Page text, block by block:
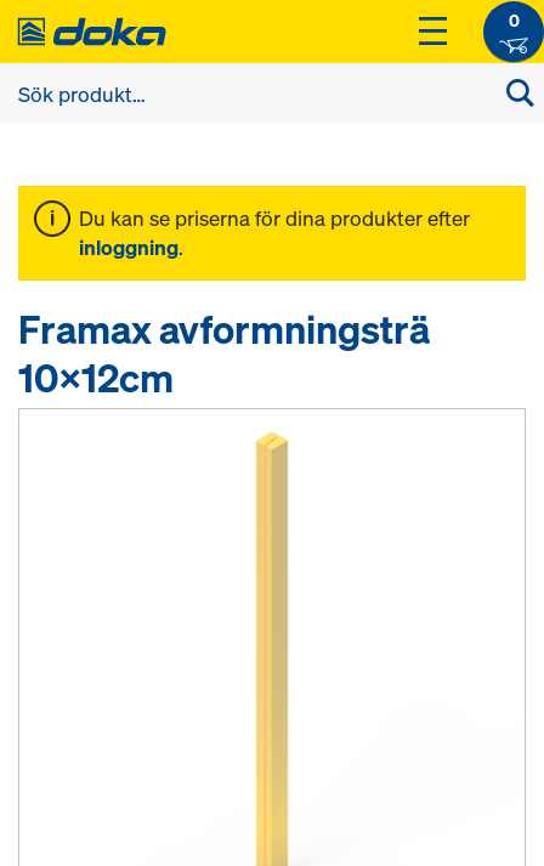
0
Du kan se priserna för dina produkter efter
inloggning.
Framax avformningsträ
10x12cm